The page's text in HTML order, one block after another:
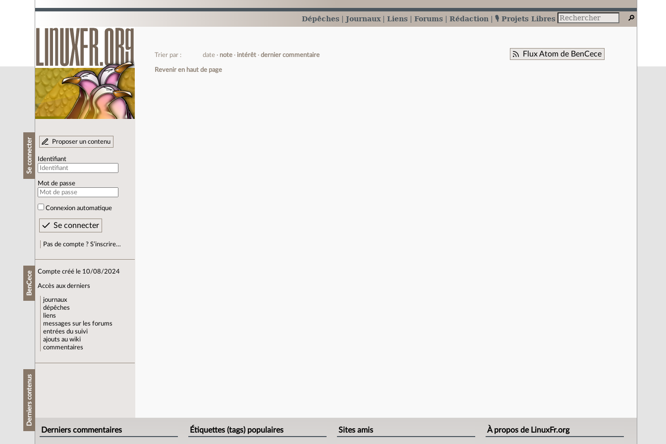
Dépêches Journaux Liens Forums Rédaction 🎙️ Projets Libres
Se connecter Proposer un contenu
Identifiant
Mot de passe
Connexion automatique
Pas de compte ? S’inscrire…
BenCece Compte créé le 10/08/2024
Accès aux derniers
journaux
dépêches
liens
messages sur les forums
entrées du suivi
ajouts au wiki
commentaires
Derniers contenus
Flux Atom de BenCece
Trier par : date note intérêt dernier commentaire
Revenir en haut de page
Derniers commentaires Étiquettes (tags) populaires Sites amis À propos de LinuxFr.org